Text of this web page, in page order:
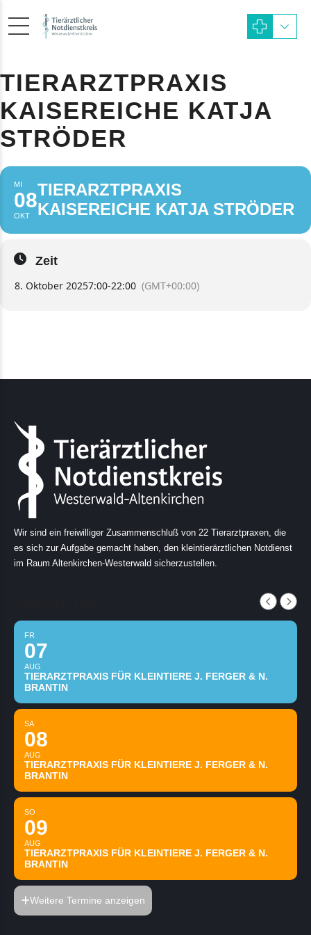
TIERARZTPRAXIS
KAISEREICHE KATJA
STRÖDER
MI
08
OKT
TIERARZTPRAXIS
KAISEREICHE KATJA STRÖDER
Zeit
8. Oktober 20257:00-22:00 (GMT+00:00)
Wir sind ein freiwilliger Zusammenschluß von 22 Tierarztpraxen, die
es sich zur Aufgabe gemacht haben, den kleintierärztlichen Notdienst
im Raum Altenkirchen-Westerwald sicherzustellen.
FR
07
AUG
TIERARZTPRAXIS FÜR KLEINTIERE J. FERGER & N.
BRANTIN
SA
08
AUG
TIERARZTPRAXIS FÜR KLEINTIERE J. FERGER & N.
BRANTIN
SO
09
AUG
TIERARZTPRAXIS FÜR KLEINTIERE J. FERGER & N.
BRANTIN
Weitere Termine anzeigen